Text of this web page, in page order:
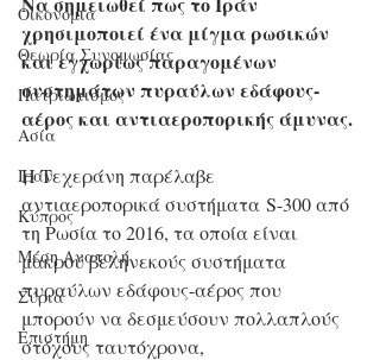
Οικονομία
Θεωρία Συνομωσίας
Πατριωτισμός
Ασία
Ιράν
Κύπρος
Μέση Ανατολή
Σύρια
Επιστήμη
χρησιμοποιεί ένα μίγμα ρωσικών
και εγχωρίως παραγομένων
συστημάτων πυραύλων εδάφους-
αέρος και αντιαεροπορικής άμυνας.
Η Τεχεράνη παρέλαβε
αντιαεροπορικά συστήματα S-300 από
τη Ρωσία το 2016, τα οποία είναι
μακρού βεληνεκούς συστήματα
πυραύλων εδάφους-αέρος που
μπορούν να δεσμεύσουν πολλαπλούς
στόχους ταυτόχρονα,